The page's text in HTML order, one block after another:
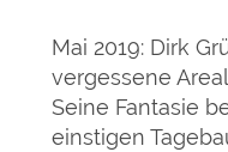
Mai 2019: Dirk
vergessene
Seine Fantasie
einstigen